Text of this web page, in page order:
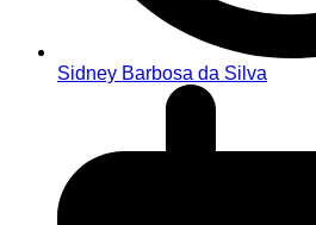
Sidney Barbosa da Silva